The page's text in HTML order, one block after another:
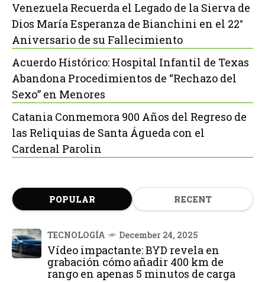
Venezuela Recuerda el Legado de la Sierva de
Dios María Esperanza de Bianchini en el 22°
Aniversario de su Fallecimiento
Acuerdo Histórico: Hospital Infantil de Texas
Abandona Procedimientos de “Rechazo del
Sexo” en Menores
Catania Conmemora 900 Años del Regreso de
las Reliquias de Santa Águeda con el
Cardenal Parolin
POPULAR RECENT
TECNOLOGÍA December 24, 2025
Vídeo impactante: BYD revela en
grabación cómo añadir 400 km de
rango en apenas 5 minutos de carga